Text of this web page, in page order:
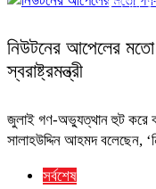
নিউটনের আপেলের
স্বরাষ্ট্রমন্ত্রী
জুলাই গণ-অভ্যুত্থান হুট করে বা
সালাহউদ্দিন আহমদ বলেছেন,
সর্বশেষ